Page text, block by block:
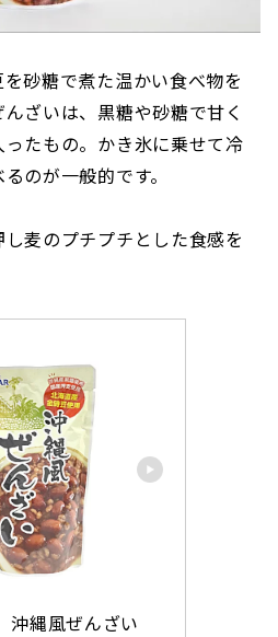
砂糖で煮た温かい食べ物を
ざいは、黒糖や砂糖で甘く
たもの。かき氷に乗せて冷
のが一般的です。
麦のプチプチとした食感を
沖縄風ぜんざい